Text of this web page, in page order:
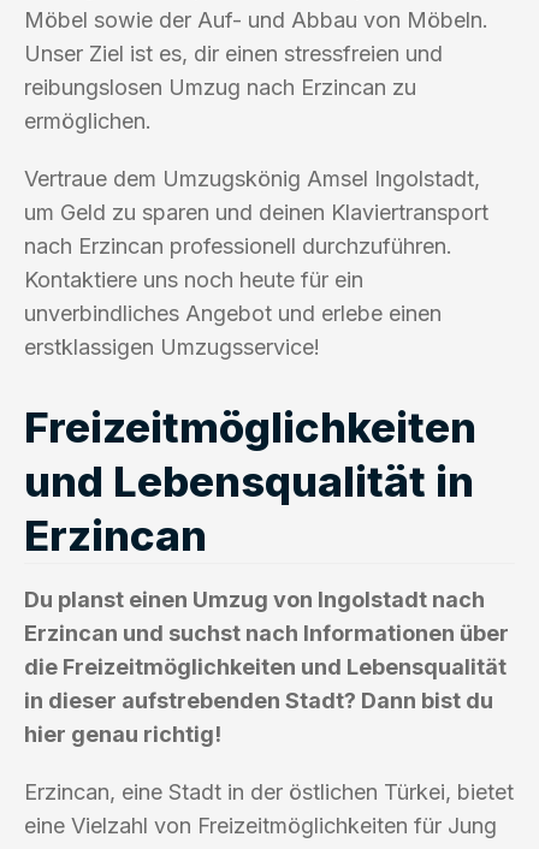
Möbel sowie der Auf- und Abbau von Möbeln.
Unser Ziel ist es, dir einen stressfreien und
reibungslosen Umzug nach Erzincan zu
ermöglichen.
Vertraue dem Umzugskönig Amsel Ingolstadt,
um Geld zu sparen und deinen Klaviertransport
nach Erzincan professionell durchzuführen.
Kontaktiere uns noch heute für ein
unverbindliches Angebot und erlebe einen
erstklassigen Umzugsservice!
Freizeitmöglichkeiten
und Lebensqualität in
Erzincan
Du planst einen Umzug von Ingolstadt nach
Erzincan und suchst nach Informationen über
die Freizeitmöglichkeiten und Lebensqualität
in dieser aufstrebenden Stadt? Dann bist du
hier genau richtig!
Erzincan, eine Stadt in der östlichen Türkei, bietet
eine Vielzahl von Freizeitmöglichkeiten für Jung